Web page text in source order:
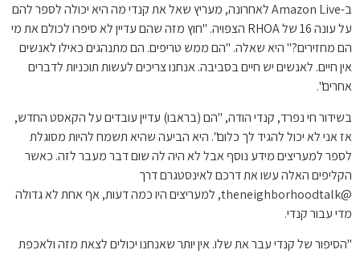
ב-Amazon Live לאחרונה, מעריץ שאל את קנדי ​​מה היא יכולה לספר להם
על עונה 16 של RHOA הצפויה. "חוץ מזה שהם עדיין לא סיפרו לכולם את מי
הם מחזירים?" היא שאלה. "הם ממש טריפים. הם מתנהגים כאילו לאנשים
אין חיים. לאנשים יש חיים בסביבה. אנחנו צריכים לעשות תוכניות לדברים
אחרים".
בשידור חי נפרד, קנדי ​​הודה, "הם (בראבו) עדיין עובדים על הקאסט החדש,
אז אני לא יכול להגיד לך כלום". היא הביעה שהיא תשמח להיות מסוגלת
לספר למעריצים מידע נוסף אבל לא היה לה שום דבר מעבר לזה. כאשר
הקליפים האלה עשו את דרכם לאינסטגרם דרך
@theneighborhoodtalk, למעריצים היו כמה דעות, אף אחת לא גדולה
מדי עבור קנדי.
"הסיפור של קנדי ​​עבר את שלו. אין יותר שאנחנו יכולים לצאת מזה ולאכפת